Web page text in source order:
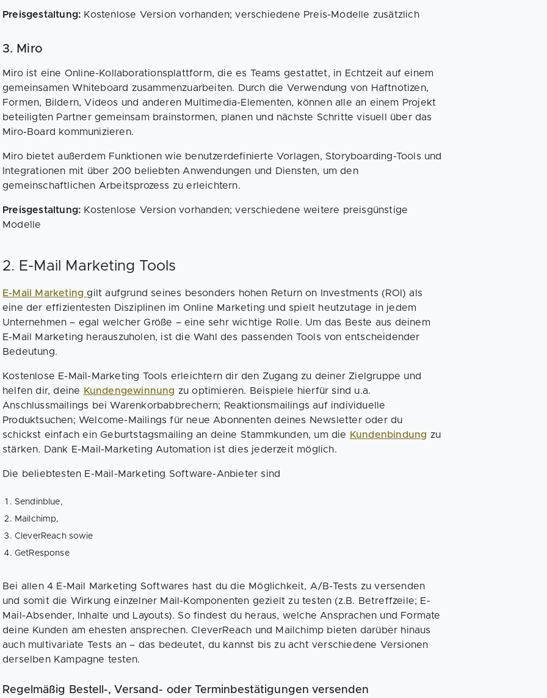
Preisgestaltung: Kostenlose Version vorhanden; verschiedene Preis-Modelle zusätzlich
3. Miro
Miro ist eine Online-Kollaborationsplattform, die es Teams gestattet, in Echtzeit auf einem
gemeinsamen Whiteboard zusammenzuarbeiten. Durch die Verwendung von Haftnotizen,
Formen, Bildern, Videos und anderen Multimedia-Elementen, können alle an einem Projekt
beteiligten Partner gemeinsam brainstormen, planen und nächste Schritte visuell über das
Miro-Board kommunizieren.
Miro bietet außerdem Funktionen wie benutzerdefinierte Vorlagen, Storyboarding-Tools und
Integrationen mit über 200 beliebten Anwendungen und Diensten, um den
gemeinschaftlichen Arbeitsprozess zu erleichtern.
Preisgestaltung: Kostenlose Version vorhanden; verschiedene weitere preisgünstige
Modelle
2. E-Mail Marketing Tools
E-Mail Marketing gilt aufgrund seines besonders hohen Return on Investments (ROI) als
eine der effizientesten Disziplinen im Online Marketing und spielt heutzutage in jedem
Unternehmen – egal welcher Größe – eine sehr wichtige Rolle. Um das Beste aus deinem
E-Mail Marketing herauszuholen, ist die Wahl des passenden Tools von entscheidender
Bedeutung.
Kostenlose E-Mail-Marketing Tools erleichtern dir den Zugang zu deiner Zielgruppe und
helfen dir, deine
Kundengewinnung zu optimieren. Beispiele hierfür sind u.a.
Anschlussmailings bei Warenkorbabbrechern; Reaktionsmailings auf individuelle
Produktsuchen; Welcome-Mailings für neue Abonnenten deines Newsletter oder du
schickst einfach ein Geburtstagsmailing an deine Stammkunden, um die
Kundenbindung zu
stärken. Dank E-Mail-Marketing Automation ist dies jederzeit möglich.
Die beliebtesten E-Mail-Marketing Software-Anbieter sind
Sendinblue,
Mailchimp,
CleverReach sowie
GetResponse
Bei allen 4 E-Mail Marketing Softwares hast du die Möglichkeit, A/B-Tests zu versenden
und somit die Wirkung einzelner Mail-Komponenten gezielt zu testen (z.B. Betreffzeile; E-
Mail-Absender, Inhalte und Layouts). So findest du heraus, welche Ansprachen und Formate
deine Kunden am ehesten ansprechen. CleverReach und Mailchimp bieten darüber hinaus
auch multivariate Tests an – das bedeutet, du kannst bis zu acht verschiedene Versionen
derselben Kampagne testen.
Regelmäßig Bestell-, Versand- oder Terminbestätigungen versenden